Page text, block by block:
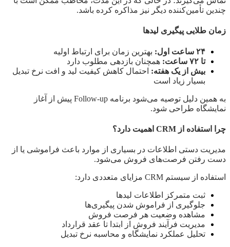
چندین تأمین‌کننده دیگر نیز مذاکره کرده باشد.
زمان طلایی پیگیری لیدها
۲۴ ساعت اول:
بهترین زمان برای ارتباط اولیه
تا ۷۲ ساعت:
همچنان بازدهی مطلوب دارد
بیش از یک هفته: احتمال کاهش کیفیت لید و افت نرخ تبدیل
بسیار زیاد است
به همین دلیل توصیه می‌شود برنامه Follow-up پیش از آغاز
نمایشگاه طراحی شود.
چرا استفاده از CRM اهمیت دارد؟
مدیریت دستی اطلاعات در بسیاری از موارد باعث فراموشی یا از
دست رفتن فرصت‌های فروش می‌شود.
استفاده از سیستم CRM مزایای متعددی دارد:
ثبت متمرکز اطلاعات لیدها
جلوگیری از فراموش شدن پیگیری‌ها
مشاهده وضعیت هر فرصت فروش
مدیریت فرآیند فروش از ابتدا تا عقد قرارداد
تحلیل عملکرد نمایشگاه و محاسبه نرخ تبدیل